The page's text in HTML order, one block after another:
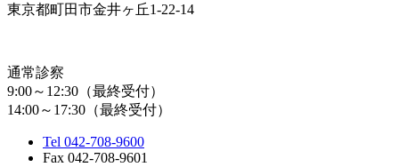
東京都町田市金井ヶ丘1-22-14
通常診察
9:00～12:30（最終受付）
14:00～17:30（最終受付）
Tel 042-708-9600
Fax 042-708-9601